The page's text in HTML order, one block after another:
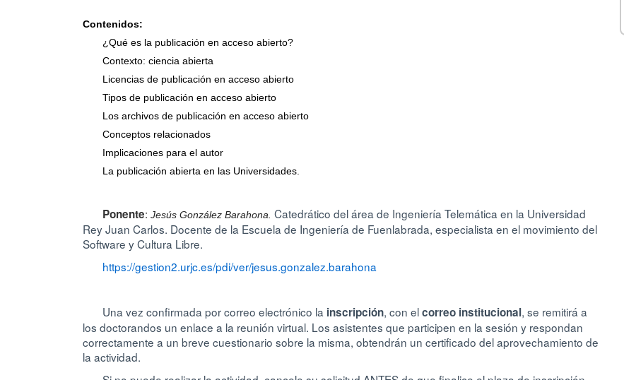
Contenidos:
¿Qué es la publicación en acceso abierto?
Contexto: ciencia abierta
Licencias de publicación en acceso abierto
Tipos de publicación en acceso abierto
Los archivos de publicación en acceso abierto
Conceptos relacionados
Implicaciones para el autor
La publicación abierta en las Universidades.
Ponente:Jesús González Barahona. Catedrático del área de Ingeniería Telemática en la Universidad
Rey Juan Carlos. Docente de la Escuela de Ingeniería de Fuenlabrada, especialista en el movimiento del
Software y Cultura Libre.
https://gestion2.urjc.es/pdi/ver/jesus.gonzalez.barahona
Una vez confirmada por correo electrónico la inscripción, con elcorreo institucional, se remitirá a
los doctorandos un enlace a la reunión virtual. Los asistentes que participen en la sesión y respondan
correctamente a un breve cuestionario sobre la misma, obtendrán un certificado del aprovechamiento de
la actividad.